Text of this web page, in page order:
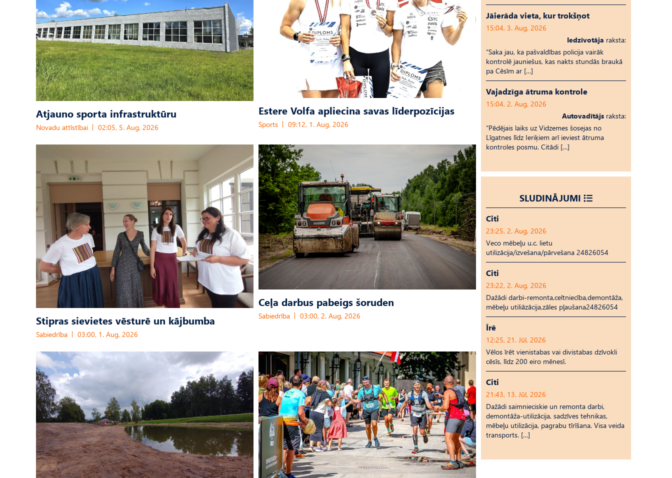
Atjauno sporta infrastruktūru
Novadu attīstībai 02:05, 5. Aug, 2026
Estere Volfa apliecina savas līderpozīcijas
Sports 09:12, 1. Aug, 2026
Stipras sievietes vēsturē un kājbumba
Sabiedrība 03:00, 1. Aug, 2026
Ceļa darbus pabeigs šoruden
Sabiedrība 03:00, 2. Aug, 2026
Jāierāda vieta, kur trokšņot
15:04, 3. Aug, 2026
Iedzīvotāja raksta:
“Saka jau, ka pašvaldības policija vairāk
kontrolē jauniešus, kas nakts stundās braukā
pa Cēsīm ar […]
Vajadzīga ātruma kontrole
15:04, 2. Aug, 2026
Autovadītājs raksta:
“Pēdējais laiks uz Vid­ze­mes šosejas no
Līgatnes līdz Ieriķiem arī ieviest ātruma
kontroles posmu. Citādi […]
SLUDINĀJUMI
Citi
23:25, 2. Aug, 2026
Veco mēbeļu u.c. lietu
utilizācija/izvešana/pārvešana 24826054
Citi
23:22, 2. Aug, 2026
Dažādi darbi-remonta,celtniecība,demontāža,
mēbeļu utiliāzācija,zāles pļaušana24826054
Īrē
12:25, 21. Jūl, 2026
Vēlos īrēt vienistabas vai divistabas dzīvokli
cēsīs, līdz 200 eiro mēnesī.
Citi
21:43, 13. Jūl, 2026
Dažādi saimnieciskie un remonta darbi,
demontāža-utilizācija, sadzīves tehnikas,
mēbeļu utilizācija, pagrabu tīrīšana. Visa veida
transports. […]